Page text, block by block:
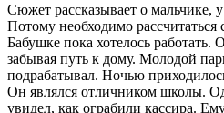
Сюжет рассказывает о мальчике,
Потому необходимо рассчитаться
Бабушке пока хотелось работать.
забывая путь к дому. Молодой
подрабатывал. Ночью
Он являлся отличником школы.
увидел, как ограбили кассира.